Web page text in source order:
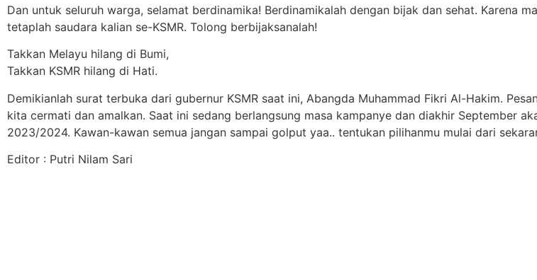
Dan untuk seluruh warga, selamat berdinamika! Berdinamikalah dengan bijak dan sehat. Karena
tetaplah saudara kalian se-KSMR. Tolong berbijaksanalah!
Takkan Melayu hilang di Bumi,
Takkan KSMR hilang di Hati.
Demikianlah surat terbuka dari gubernur KSMR saat ini, Abangda Muhammad Fikri Al-Hakim.
kita cermati dan amalkan. Saat ini sedang berlangsung masa kampanye dan diakhir September
2023/2024. Kawan-kawan semua jangan sampai golput yaa.. tentukan pilihanmu mulai dari
Editor : Putri Nilam Sari